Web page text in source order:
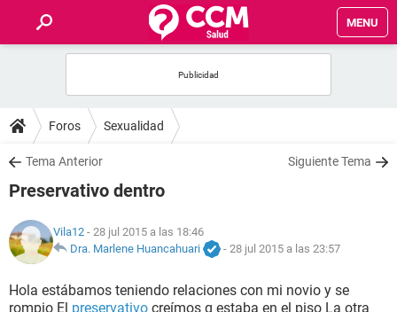
MENU
FOROS
SALUD
NUTRICIÓN
BIENESTAR
Foros Sexualidad
Tema Anterior Siguiente Tema
Preservativo dentro
Vila12 - 28 jul 2015 a las 18:46
Dra. Marlene Huancahuari
- 28 jul 2015 a las 23:57
Hola estábamos teniendo relaciones con mi novio y se
rompio El preservativo creímos q estaba en el piso La otra